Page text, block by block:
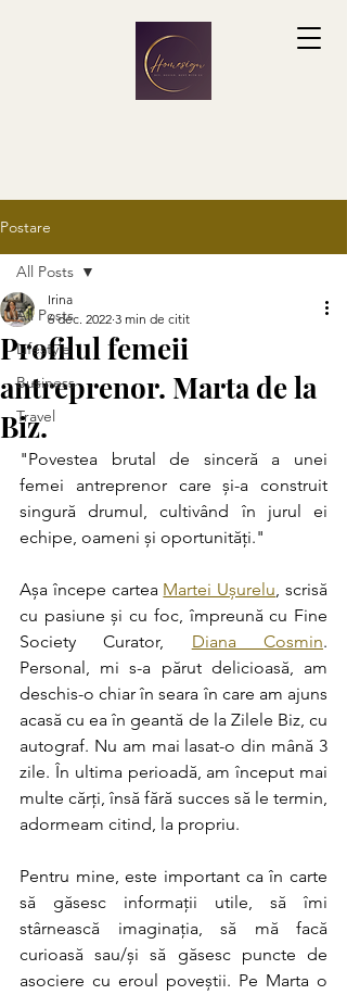
Postare
All Posts
Lifestyle
Business
Travel
All Posts
Profilul femeii
antreprenor. Marta de la
Biz.
Irina
6 dec. 2022 3 min de citit
"Povestea brutal de sinceră a unei
femei antreprenor care și-a construit
singură drumul, cultivând în jurul ei
echipe, oameni și oportunități."
Așa începe cartea Martei Ușurelu, scrisă
cu pasiune și cu foc, împreună cu Fine
Society Curator, Diana Cosmin.
Personal, mi s-a părut delicioasă, am
deschis-o chiar în seara în care am ajuns
acasă cu ea în geantă de la Zilele Biz, cu
autograf. Nu am mai lasat-o din mână 3
zile. În ultima perioadă, am început mai
multe cărți, însă fără succes să le termin,
adormeam citind, la propriu.
Pentru mine, este important ca în carte
să găsesc informații utile, să îmi
stârnească imaginația, să mă facă
curioasă sau/și să găsesc puncte de
asociere cu eroul poveștii. Pe Marta o